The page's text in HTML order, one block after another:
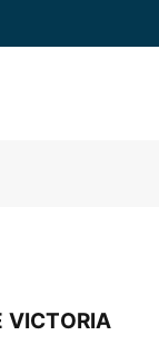
VICTORIA